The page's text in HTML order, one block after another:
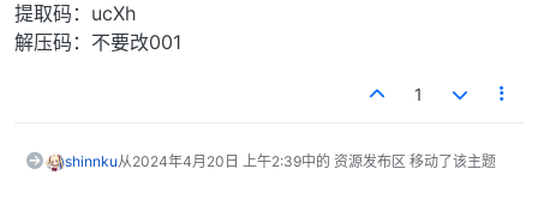
提取码：ucXh
解压码：不要改001
1
shinnku从2024年4月20日 上午2:39中的 资源发布区 移动了该主题